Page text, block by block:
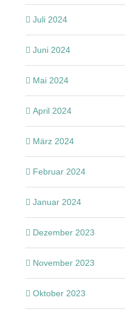
Juli 2024
Juni 2024
Mai 2024
April 2024
März 2024
Februar 2024
Januar 2024
Dezember 2023
November 2023
Oktober 2023